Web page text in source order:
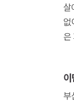
살
없
은
부